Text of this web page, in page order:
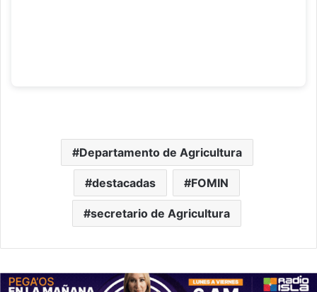
Departamento de Agricultura
destacadas FOMIN
secretario de Agricultura